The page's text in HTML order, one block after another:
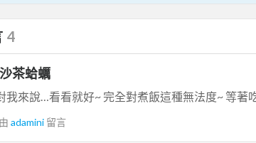
4
茶蛤蠣
我來說…看看就好~ 完全對煮飯這種無法度~ 等著
adamini 留言